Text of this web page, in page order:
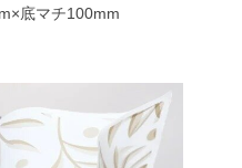
底マチ100mm